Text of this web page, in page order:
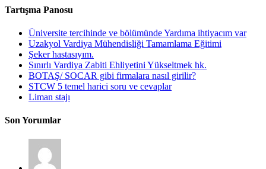
Tartışma Panosu
Üniversite tercihinde ve bölümünde Yardıma ihtiyacım var
Uzakyol Vardiya Mühendisliği Tamamlama Eğitimi
Şeker hastasıyım.
Sınırlı Vardiya Zabiti Ehliyetini Yükseltmek hk.
BOTAŞ/ SOCAR gibi firmalara nasıl girilir?
STCW 5 temel harici soru ve cevaplar
Liman stajı
Son Yorumlar